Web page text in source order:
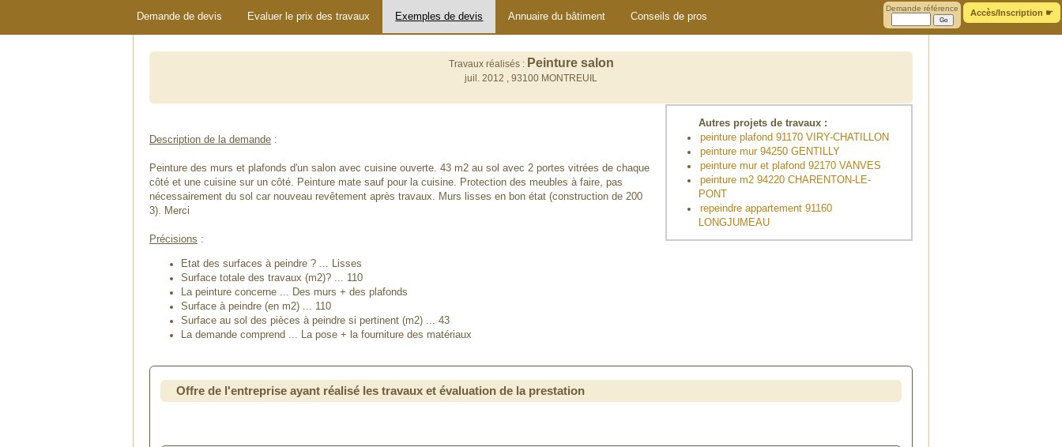
Accès/Inscription ☛
Demande référence
Demande de devis Evaluer le prix des travaux Exemples de devis Annuaire du bâtiment Conseils de pros
Travaux réalisés : Peinture salon
juil. 2012 , 93100 MONTREUIL
Autres projets de travaux :
peinture plafond 91170 VIRY-CHATILLON
peinture mur 94250 GENTILLY
peinture mur et plafond 92170 VANVES
peinture m2 94220 CHARENTON-LE-
PONT
repeindre appartement 91160
LONGJUMEAU
Description de la demande :
Peinture des murs et plafonds d'un salon avec cuisine ouverte. 43 m2 au sol avec 2 portes vitrées de chaque
côté et une cuisine sur un côté. Peinture mate sauf pour la cuisine. Protection des meubles à faire, pas
nécessairement du sol car nouveau revêtement après travaux. Murs lisses en bon état (construction de 200
3). Merci
Précisions :
Etat des surfaces à peindre ? ... Lisses
Surface totale des travaux (m2)? ... 110
La peinture concerne ... Des murs + des plafonds
Surface à peindre (en m2) ... 110
Surface au sol des pièces à peindre si pertinent (m2) ... 43
La demande comprend ... La pose + la fourniture des matériaux
Offre de l'entreprise ayant réalisé les travaux et évaluation de la prestation